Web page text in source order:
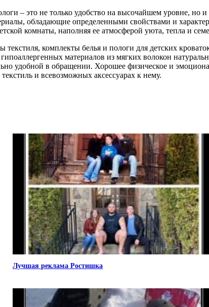
– это не только удобство на высочайшем уровне, но
обладающие определенными свойствами и
комнаты, наполняя ее атмосферой уюта, тепла и
комплекты белья и пологи для детских
материалов из мягких волокон
удобной в обращении. Хорошее физическое и
и всевозможных аксессуарах к нему.
Лучшая реклама Ростишка